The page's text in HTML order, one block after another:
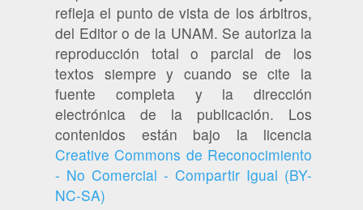
refleja el punto de vista de los árbitros,
del Editor o de la UNAM. Se autoriza la
reproducción total o parcial de los
textos siempre y cuando se cite la
fuente completa y la dirección
electrónica de la publicación. Los
contenidos están bajo la licencia
Creative Commons de Reconocimiento
- No Comercial - Compartir Igual (BY-
NC-SA)